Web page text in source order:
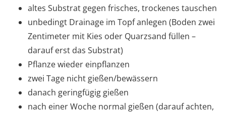
altes Substrat gegen frisches, trockenes tauschen
unbedingt Drainage im Topf anlegen (Boden zwei
Zentimeter mit Kies oder Quarzsand füllen –
darauf erst das Substrat)
Pflanze wieder einpflanzen
zwei Tage nicht gießen/bewässern
danach geringfügig gießen
nach einer Woche normal gießen (darauf achten,